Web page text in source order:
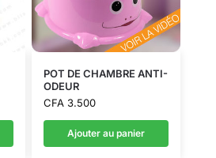
POT DE CHAMBRE ANTI-
ODEUR
CFA3.500
Ajouter au panier